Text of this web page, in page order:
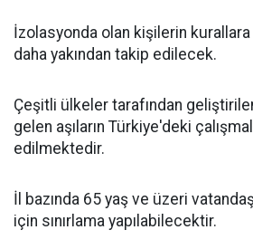
İzolasyonda olan kişilerin kurallara
daha yakından takip edilecek.
Çeşitli ülkeler tarafından
gelen aşıların Türkiye'deki
edilmektedir.
İl bazında 65 yaş ve üzeri
için sınırlama yapılabilecektir.